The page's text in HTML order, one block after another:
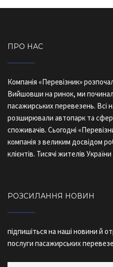
ПРО НАС
Компанія «Перевізник»
Вийшовши на ринок, ми
пасажирських перевезень. Всі
розширювали автопарк та
споживачів. Сьогодні
компанія з великим досвідом
клієнтів. Тисячі жителів
РОЗСИЛАННЯ НОВИН
підпишіться на наші новини й
послуги пасажирських